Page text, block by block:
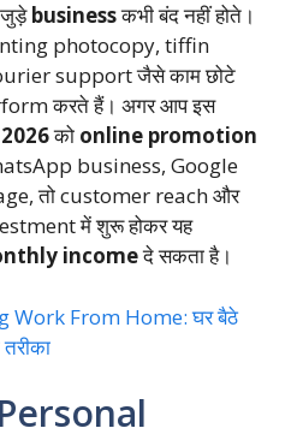
businessकभी बंद नहीं होते।
photocopy, tiffin
support जैसे काम छोटे
करते हैं। अगर आप इस
को online promotion
business, Google
तो customer reach और
में शुरू होकर यह
incomeदे सकता है।
Work From Home: घर बैठे